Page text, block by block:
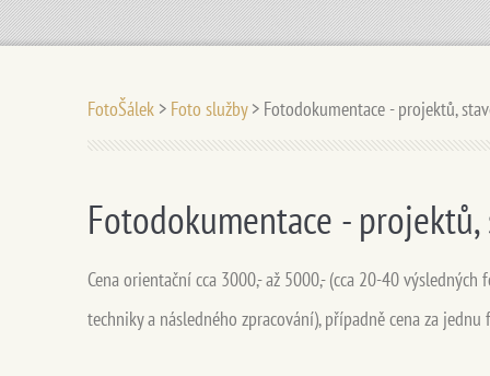
FotoŠálek > Foto služby > Fotodokumentace - projektů,
Fotodokumentace -
Cena orientační cca 3000,- až 5000,- (cca 20-40
techniky a následného zpracování), případně cena za